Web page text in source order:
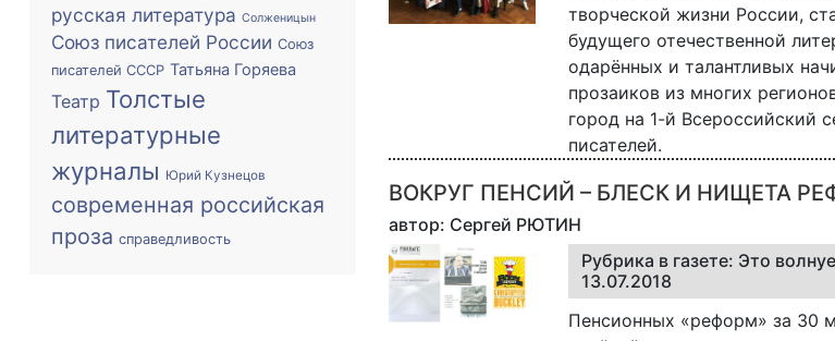
русская литература Солженицын
Союз писателей России Союз
писателей СССР Татьяна Горяева
Театр Толстые
литературные
журналы Юрий Кузнецов
современная российская
проза справедливость
творческой жизни России,
будущего отечественной
одарённых и талантливых
прозаиков из многих
город на 1-й Всероссийский
писателей.
ВОКРУГ ПЕНСИЙ – БЛЕСК И НИЩЕТА
автор: Сергей РЮТИН
Рубрика в газете: Это
13.07.2018
Пенсионных «реформ» за 30